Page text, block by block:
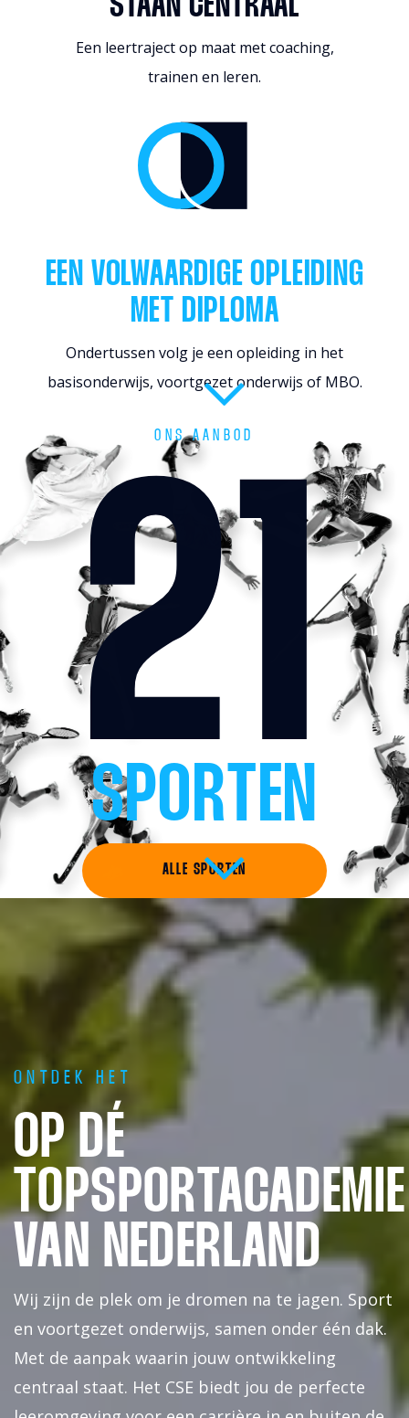
STAAN CENTRAAL
Een leertraject op maat met coaching,
trainen en leren.
EEN VOLWAARDIGE OPLEIDING
MET DIPLOMA
Ondertussen volg je een opleiding in het
basisonderwijs, voortgezet onderwijs of MBO.
ONS AANBOD
21
SPORTEN
ALLE SPORTEN
ONTDEK HET
OP DÉ
TOPSPORTACADEMIE
VAN NEDERLAND
Wij zijn de plek om je dromen na te jagen. Sport
en voortgezet onderwijs, samen onder één dak.
Met de aanpak waarin jouw ontwikkeling
centraal staat. Het CSE biedt jou de perfecte